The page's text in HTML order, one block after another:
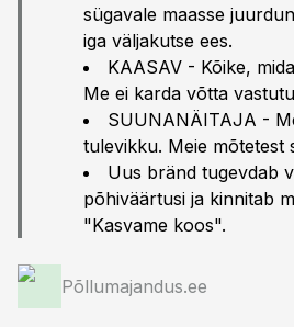
sügavale maasse
iga väljakutse ees.
KAASAV - Kõike,
Me ei karda võtta
SUUNANÄITAJA -
tulevikku. Meie mõtetest
Uus bränd tugevdab
põhiväärtusi ja kinnitab
"Kasvame koos".
Põllumajandus.ee